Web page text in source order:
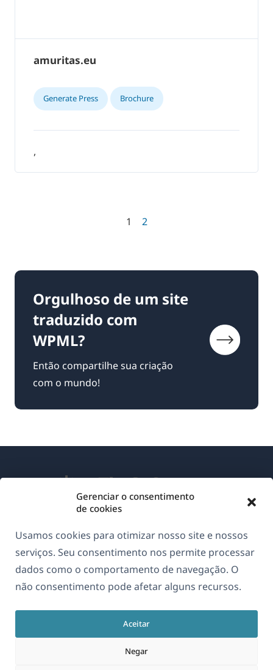
Gerenciar o consentimento
de cookies
Usamos cookies para otimizar nosso site e nossos
serviços. Seu consentimento nos permite processar
dados como o comportamento de navegação. O
não consentimento pode afetar alguns recursos.
Aceitar
Negar
amuritas.eu
Generate Press Brochure
,
1 2
Orgulhoso de um site
traduzido com
WPML?
Então compartilhe sua criação
com o mundo!
Português
GDPR & Política de Privacidade
Junte-se à nossa equipe(abre
em
janela)
em
uma
nova
janela)
em
uma
nova
janela)
(abre
em
nova